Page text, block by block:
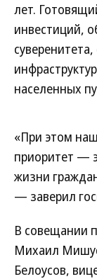
лет.
инвестиций,
населенных
«При этом
приоритет —
жизни
— заверил
В совещании
Михаил
Белоусов,